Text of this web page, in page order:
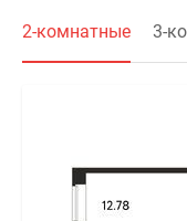
2-комнатные 3-